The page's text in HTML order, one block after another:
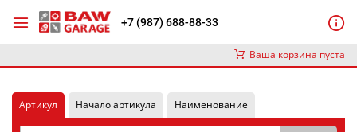
+7 (987) 688-88-33
Ваша корзина пуста
Артикул Начало артикула Наименование